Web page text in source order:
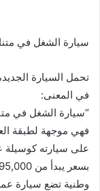
سيارة الشغل في
تحمل السيارة
في المعنى:
“سيارة الشغل في
فهي موجهة لطبقة
على سيارته
وطنية تضع سيارة